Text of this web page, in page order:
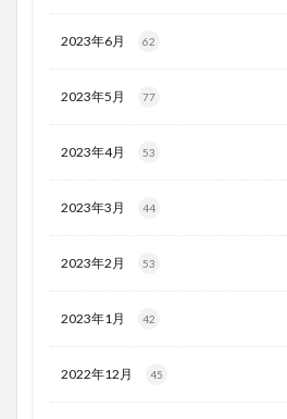
2023年6月 62
2023年5月 77
2023年4月 53
2023年3月 44
2023年2月 53
2023年1月 42
2022年12月 45